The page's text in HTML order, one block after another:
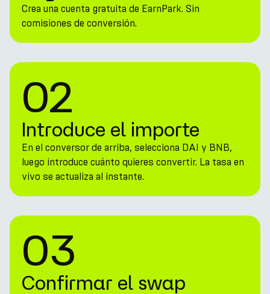
Crea una cuenta gratuita de EarnPark. Sin
comisiones de conversión.
02
Introduce el importe
En el conversor de arriba, selecciona DAI y BNB,
luego introduce cuánto quieres convertir. La tasa en
vivo se actualiza al instante.
03
Confirmar el swap